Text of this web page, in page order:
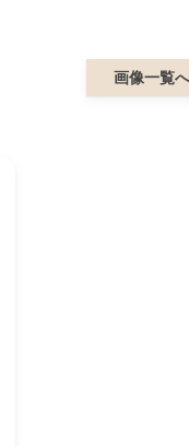
画像一覧へ